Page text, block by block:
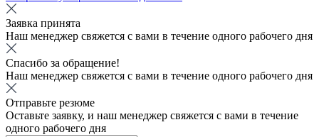
Заявка принята
Наш менеджер свяжется с вами в течение одного рабочего дня
Спасибо за обращение!
Наш менеджер свяжется с вами в течение одного рабочего дня
Отправьте резюме
Оставьте заявку, и наш менеджер свяжется с вами в течение
одного рабочего дня